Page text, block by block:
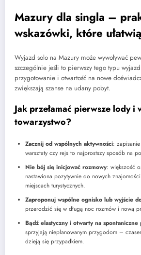
Mazury dla singla –
wskazówki, które
Wyjazd solo na Mazury może wywoływać
szczególnie jeśli to pierwszy tego typu
przygotowanie i otwartość na nowe
zwiększają szanse na udany pobyt.
Jak przełamać pierwsze lody i
towarzystwo?
Zacznij od wspólnych aktywności:
warsztaty czy rejs to najprostszy sposób na
Nie bój się inicjować rozmowy: większość
nastawiona pozytywnie do nowych
miejscach turystycznych.
Zaproponuj wspólne ognisko lub wyjście
przerodzić się w długą noc rozmów i nową
Bądź elastyczny i otwarty na spontaniczne
sprzyjają nieplanowanym przygodom –
dzieją się przypadkiem.